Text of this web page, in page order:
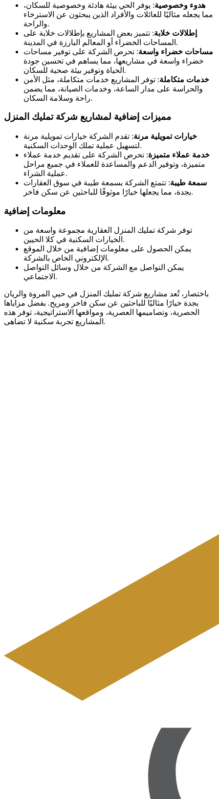
هدوء وخصوصية: يوفر الحي بيئة هادئة وخصوصية للسكان،
مما يجعله مثاليًا للعائلات والأفراد الذين يبحثون عن الاسترخاء
والراحة.
إطلالات خلابة: تتميز بعض المشاريع بإطلالات خلابة على
المساحات الخضراء أو المعالم البارزة في المدينة.
مساحات خضراء واسعة: تحرص الشركة على توفير مساحات
خضراء واسعة في مشاريعها، مما يساهم في تحسين جودة
الحياة وتوفير بيئة صحية للسكان.
خدمات متكاملة: توفر المشاريع خدمات متكاملة، مثل الأمن
والحراسة على مدار الساعة، وخدمات الصيانة، مما يضمن
راحة وسلامة السكان.
مميزات إضافية لمشاريع شركة تمليك المنزل
خيارات تمويلية مرنة: تقدم الشركة خيارات تمويلية مرنة
لتسهيل عملية تملك الوحدات السكنية.
خدمة عملاء متميزة: تحرص الشركة على تقديم خدمة عملاء
متميزة، وتوفير الدعم والمساعدة للعملاء في جميع مراحل
عملية الشراء.
سمعة طيبة: تتمتع الشركة بسمعة طيبة في سوق العقارات
بجدة، مما يجعلها خيارًا موثوقًا للباحثين عن سكن فاخر.
معلومات إضافية
توفر شركة تمليك المنزل العقارية مجموعة واسعة من
الخيارات السكنية في كلا الحيين.
يمكن الحصول على معلومات إضافية من خلال الموقع
الإلكتروني الخاص بالشركة.
يمكن التواصل مع الشركة من خلال وسائل التواصل
الاجتماعي.
باختصار، تُعد مشاريع شركة تمليك المنزل في حيي المروة والريان
بجدة خيارًا مثاليًا للباحثين عن سكن فاخر ومريح. بفضل مزاياها
الحصرية، وتصاميمها العصرية، ومواقعها الاستراتيجية، توفر هذه
المشاريع تجربة سكنية لا تضاهى.